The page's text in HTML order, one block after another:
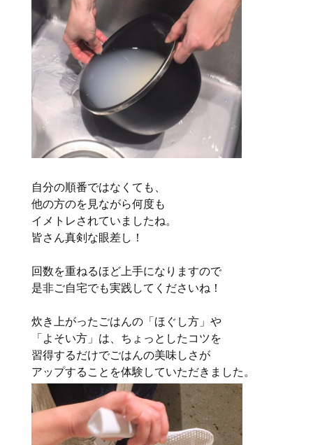
自分の順番ではなくても、
他の方のを見ながら何度も
イメトレされていましたね。
皆さん真剣な眼差し！
回数を重ねるほど上手になりますので
是非ご自宅でも実践してくださいね！
炊き上がったごはんの「ほぐし方」や
「よそい方」は、ちょっとしたコツを
習得するだけでごはんの美味しさが
アップすることを体験していただきました。